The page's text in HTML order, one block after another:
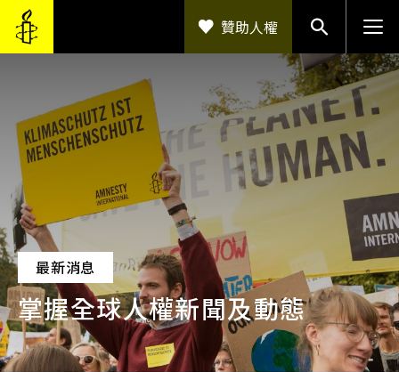
最新消息
掌握全球人權新聞及動態
贊助人權